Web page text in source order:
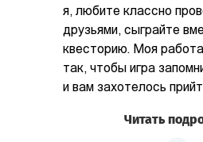
я, любите классно
друзьями, сыграйте
квесторию. Моя
так, чтобы игра
и вам захотелось
Читать